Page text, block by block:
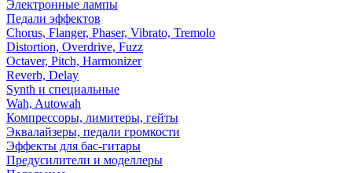
Электронные лампы
Педали эффектов
Chorus, Flanger, Phaser, Vibrato, Tremolo
Distortion, Overdrive, Fuzz
Octaver, Pitch, Harmonizer
Reverb, Delay
Synth и специальные
Wah, Autowah
Компрессоры, лимитеры, гейты
Эквалайзеры, педали громкости
Эффекты для бас-гитары
Предусилители и моделлеры